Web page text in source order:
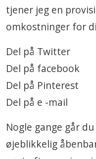
tjener jeg en
omkostninger for
Del på Twitter
Del på facebook
Del på Pinterest
Del på e -mail
Nogle gange går
øjeblikkelig